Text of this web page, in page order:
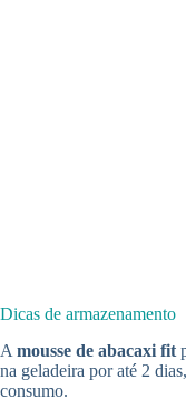
Dicas de armazenamento
A mousse de abacaxi fit
na geladeira por até 2
consumo.